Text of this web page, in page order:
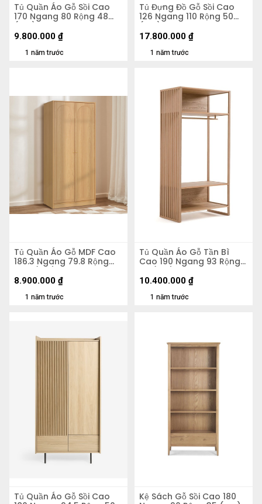
Tủ Quần Áo Gỗ Sồi Cao
170 Ngang 80 Rộng 48
(cm)
1 năm trước
9.800.000 ₫
Tủ Đựng Đồ Gỗ Sồi Cao
126 Ngang 110 Rộng 50
(cm)
1 năm trước
17.800.000 ₫
Tủ Quần Áo Gỗ MDF Cao
186.3 Ngang 79.8 Rộng
55.5 (cm)
1 năm trước
8.900.000 ₫
Tủ Quần Áo Gỗ Tần Bì
Cao 190 Ngang 93 Rộng
53 (cm)
1 năm trước
10.400.000 ₫
Tủ Quần Áo Gỗ Sồi Cao
Kệ Sách Gỗ Sồi Cao 180